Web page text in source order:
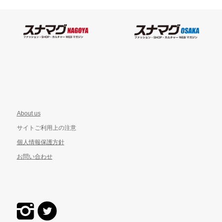
About us
サイトご利用上の注意
個人情報保護方針
お問い合わせ